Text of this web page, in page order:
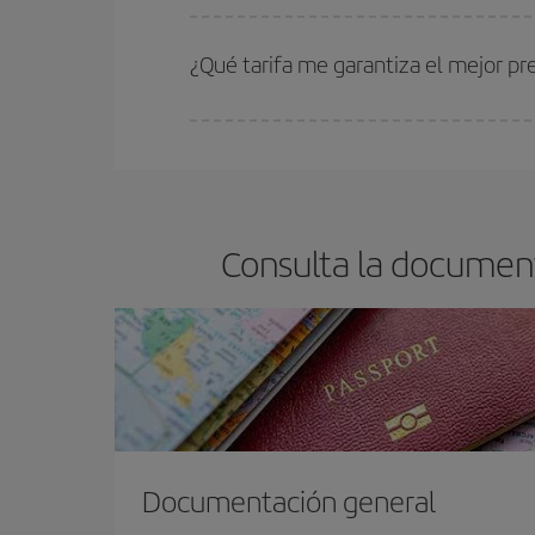
estén disponibles o se vayan agotando. Por eso,
¿Qué tarifa me garantiza el mejor
Consulta la
Documentación general